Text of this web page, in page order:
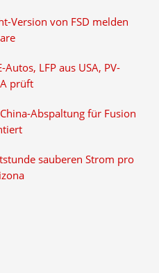
Version von FSD melden
LFP aus USA, PV-
prüft
Abspaltung für Fusion
sauberen Strom pro